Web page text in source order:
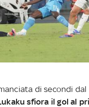
di secondi dal
sfiora il gol al